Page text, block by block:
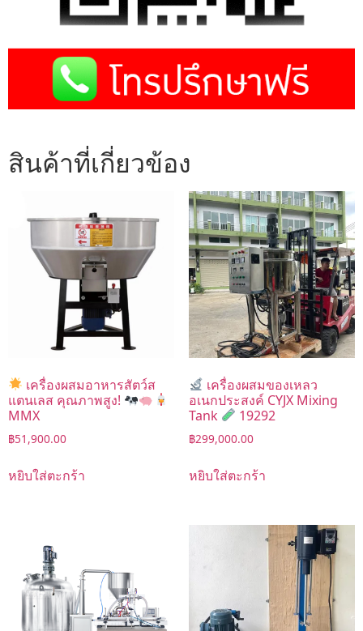
สินค้าที่เกี่ยวข้อง
เครื่องผสมอาหารสัตว์ส
แตนเลส คุณภาพสูง!
MMX
฿51,900.00
หยิบใส่ตะกร้า
เครื่องผสมของเหลว
อเนกประสงค์ CYJX Mixing
Tank
19292
฿299,000.00
หยิบใส่ตะกร้า